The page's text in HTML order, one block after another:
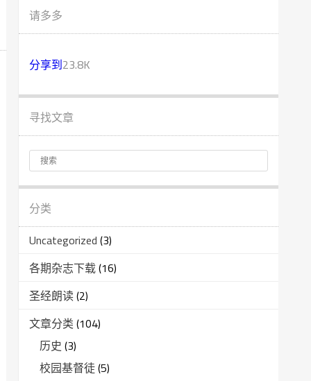
请多多
分享到23.8K
寻找文章
分类
Uncategorized (3)
各期杂志下载(16)
圣经朗读(2)
文章分类(104)
历史 (3)
校园基督徒(5)